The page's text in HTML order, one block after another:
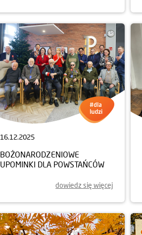
16.12.2025
BOŻONARODZENIOWE
UPOMINKI DLA POWSTAŃCÓW
dowiedz się więcej